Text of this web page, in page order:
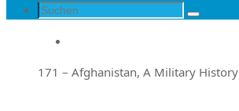
Suche
Suchen
Startseite
171 – Afghanistan, A Military History